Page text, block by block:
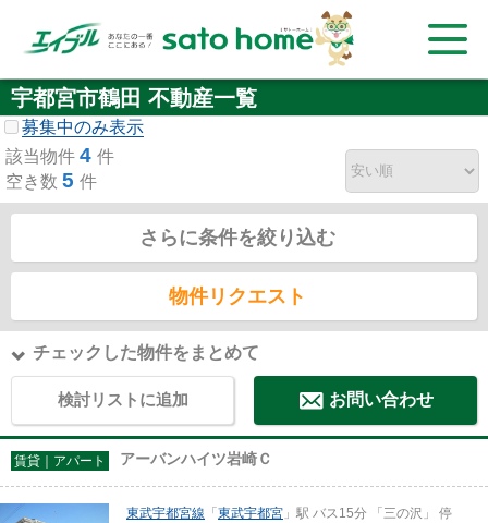
宇都宮市鶴田 不動産一覧
募集中のみ表示
該当物件 4 件
空き数 5 件
さらに条件を絞り込む
物件リクエスト
チェックした物件をまとめて
検討リストに追加 お問い合わせ
賃貸｜アパート アーバンハイツ岩崎Ｃ
東武宇都宮線 「東武宇都宮 」駅 バス15分 「三の沢」 停